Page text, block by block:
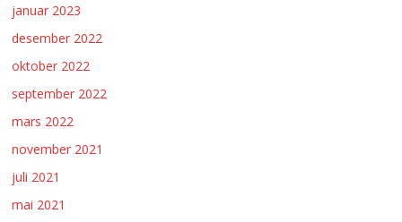
januar 2023
desember 2022
oktober 2022
september 2022
mars 2022
november 2021
juli 2021
mai 2021